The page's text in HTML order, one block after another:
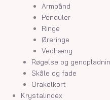
Armbånd
Penduler
Ringe
Øreringe
Vedhæng
Røgelse og
Skåle og fade
Orakelkort
Krystalindex